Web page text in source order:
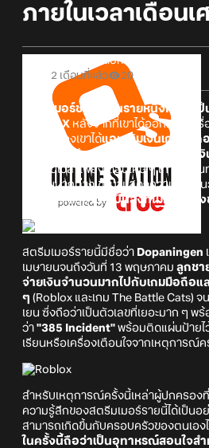
ภายในเวลาเดือนเ
Online Station
2 เดือนที่แล้ว
20
สตรีมเมอร์ชาวญี่ปุ่นรายหนึ่งกำลังเ
มากบน X หลังจากที่เขาได้ออกมาเล่าเ
10 ขวบของเขาได้แอบเติมเงินเกมมือถื
เป็นเงินสูงถึง 3.85 ล้านเยน
คิดเป็นเ
ในเวลาเพียงเดือนเศษ ๆ เท่านั้น นั่
จำนวนมากต่างเข้ามาแสดงความคิดเ
เลยแม้แต่น้อยและเป็นสิ่งที่ไม่ควรมอง
สตรีมเมอร์รายนี้มีชื่อว่า Dopaningen
เมษายนจนถึงวันที่ 13 พฤษภาคม ลูกชา
จ่ายเงินจำนวนมากไปกับเกมมือถือ
ๆ (Roblox และเกม The Battle Cats)
เยน ซึ่งถือว่าเป็นตัวเลขที่เยอะมาก ๆ
ว่า "385 Incident" พร้อมติดแผ่นป้ายไ
เรียนหรือเครื่องเตือนใจจากเหตุการณ์ค
สำหรับเหตุการณ์ครั้งนี้เหล่าผู้ปกครอง
ความรู้สึกของสตรีมเมอร์รายนี้ได้เป็นอ
สามารถเกิดขึ้นกับครอบครัวของตนเอง
ในครั้งนี้ถือว่าเป็นอุทาหรณ์สอนใจส